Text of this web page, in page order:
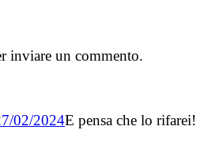
inviare un commento.
02/2024E pensa che lo rifarei!